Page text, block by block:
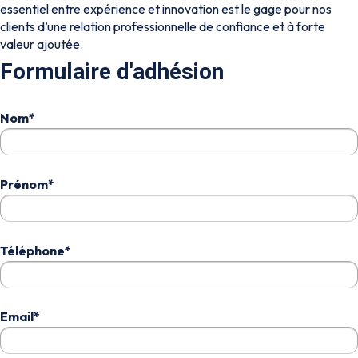
essentiel entre expérience et innovation est le gage pour nos
clients d’une relation professionnelle de confiance et à forte
valeur ajoutée.
Formulaire d'adhésion
Nom*
Prénom*
Téléphone*
Email*